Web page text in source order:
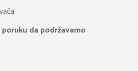
da podržavamo